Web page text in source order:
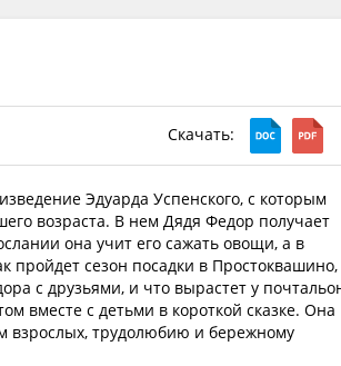
Скачать:
Эдуарда Успенского, с которым
возраста. В нем Дядя Федор получает
она учит его сажать овощи, а в
пройдет сезон посадки в Простоквашино,
с друзьями, и что вырастет у
вместе с детьми в короткой сказке. Она
взрослых, трудолюбию и бережному